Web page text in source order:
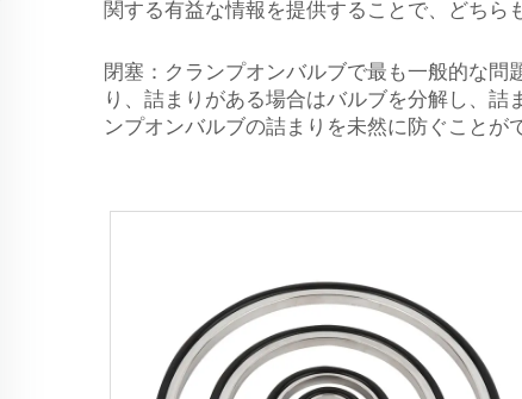
関する有益な情報を提供することで、どちら
閉塞：クランプオンバルブで最も一般的な
り、詰まりがある場合はバルブを分解し、
ンプオンバルブの詰まりを未然に防ぐことが